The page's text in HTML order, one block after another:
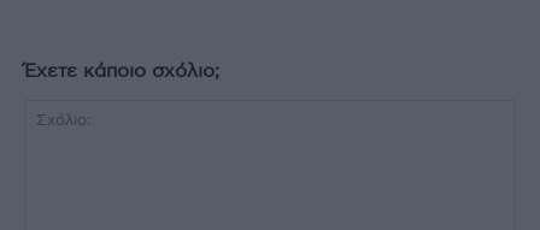
Έχετε κάποιο σχόλιο;